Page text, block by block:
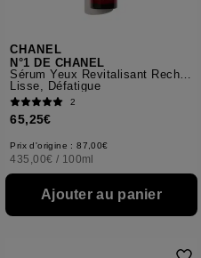
CHANEL
N°1 DE CHANEL
Sérum Yeux Revitalisant Recharge
Lisse, Défatigue
2
65,25€
Prix d'origine : 87,00€
435,00€ / 100ml
Ajouter au panier